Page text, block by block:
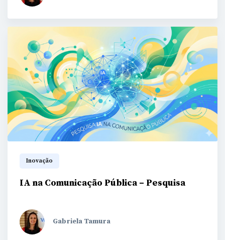
Inovação
IA na Comunicação Pública – Pesquisa
Gabriela Tamura